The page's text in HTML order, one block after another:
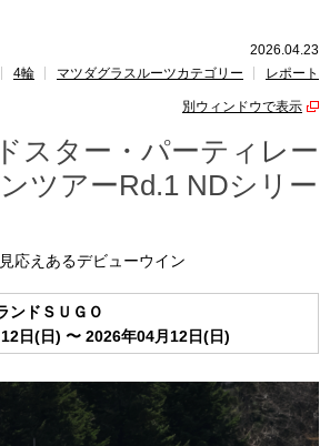
2026.04.23
4輪
マツダグラスルーツカテゴリー レポート
別ウィンドウで表示
スター・パーティレー
ツアーRd.1 NDシリー
応えあるデビューウイン
ンドＳＵＧＯ
日(日) 〜 2026年04月12日(日)